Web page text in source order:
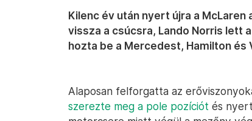
Kilenc év után nyert újra a
vissza a csúcsra, Lando Norris lett
hozta be a Mercedest, Hamilton
Alaposan felforgatta az
szerezte meg a pole pozíciót és